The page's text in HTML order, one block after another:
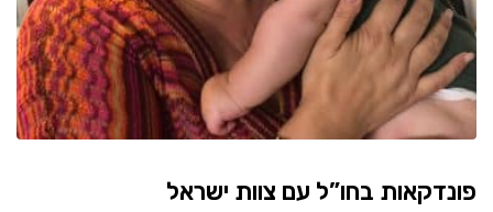
פונדקאות בחו”ל עם צוות ישראל